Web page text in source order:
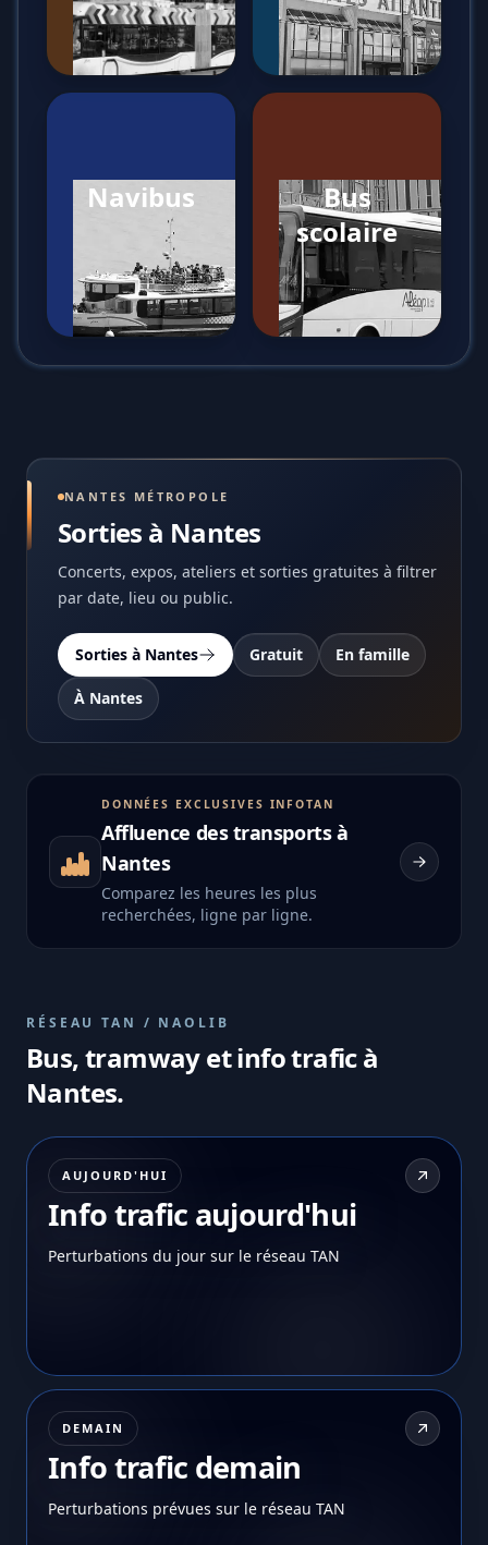
Navibus
Bus
scolaire
NANTES MÉTROPOLE
Sorties à Nantes
Concerts, expos, ateliers et sorties gratuites à filtrer
par date, lieu ou public.
Sorties à Nantes Gratuit En famille
À Nantes
DONNÉES EXCLUSIVES INFOTAN
Affluence des transports à
Nantes
Comparez les heures les plus
recherchées, ligne par ligne.
RÉSEAU TAN / NAOLIB
Bus, tramway et info trafic à
Nantes.
AUJOURD'HUI
Info trafic aujourd'hui
Perturbations du jour sur le réseau TAN
DEMAIN
Info trafic demain
Perturbations prévues sur le réseau TAN